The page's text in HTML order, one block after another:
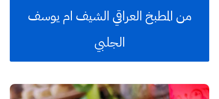
من المطبخ العراقي الشيف ام يوسف
الجلبي